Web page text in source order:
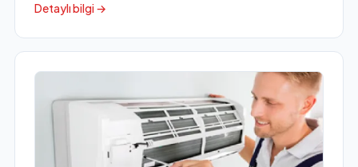
Detaylı bilgi →